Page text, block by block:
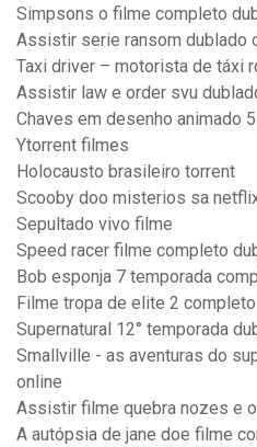
Simpsons o filme completo
Assistir serie ransom dublado
Taxi driver – motorista de táxi
Assistir law e order svu
Chaves em desenho animado
Ytorrent filmes
Holocausto brasileiro torrent
Scooby doo misterios sa
Sepultado vivo filme
Speed racer filme completo
Bob esponja 7 temporada
Filme tropa de elite 2
Supernatural 12° temporada
Smallville - as aventuras do
online
Assistir filme quebra nozes e
A autópsia de jane doe filme